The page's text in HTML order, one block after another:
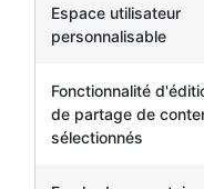
Espace utilisateur
personnalisable
Fonctionnalité
de partage de
sélectionnés